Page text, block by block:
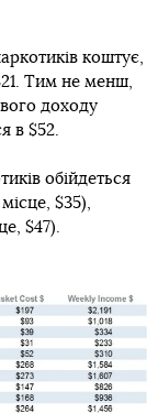
коштує,
Тим не менш,
доходу
в $52.
обійдеться
$35),
$47).